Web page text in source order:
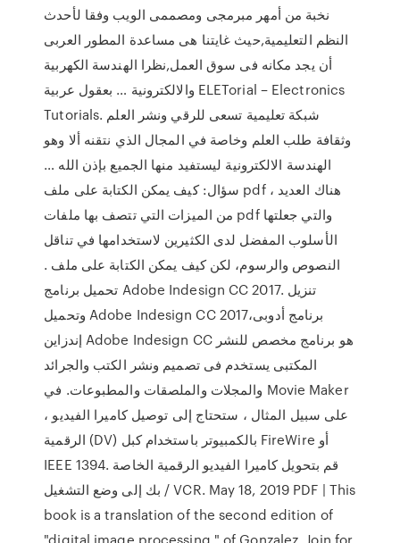
نخبة من أمهر مبرمجى ومصممى الويب وفقا لأحدث
النظم التعليمية,حيث غايتنا هى مساعدة المطور العربى
أن يجد مكانه فى سوق العمل,نظرا الهندسة الكهربية
والالكترونية … بعقول عربية ELETorial – Electronics
Tutorials. شبكة تعليمية تسعى للرقي ونشر العلم
وثقافة طلب العلم وخاصة في المجال الذي نتقنه ألا وهو
الهندسة الالكترونية ليستفيد منها الجميع بإذن الله …
سؤال: كيف يمكن الكتابة على ملف pdf ، هناك العديد
من الميزات التي تتصف بها ملفات pdf والتي جعلتها
الأسلوب المفضل لدى الكثيرين لاستخدامها في تناقل
النصوص والرسوم، لكن كيف يمكن الكتابة على ملف .
تحميل برنامج Adobe Indesign CC 2017. تنزيل
وتحميل Adobe Indesign CC 2017،برنامج أدوبى
إندزاين Adobe Indesign CC هو برنامج مخصص للنشر
المكتبى يستخدم فى تصميم ونشر الكتب والجرائد
والمجلات والملصقات والمطبوعات. في Movie Maker
، على سبيل المثال ، ستحتاج إلى توصيل كاميرا الفيديو
الرقمية (DV) بالكمبيوتر باستخدام كبل FireWire أو
IEEE 1394. قم بتحويل كاميرا الفيديو الرقمية الخاصة
بك إلى وضع التشغيل / VCR. May 18, 2019 PDF | This
book is a translation of the second edition of
"digital image processing " of Gonzalez. Join for